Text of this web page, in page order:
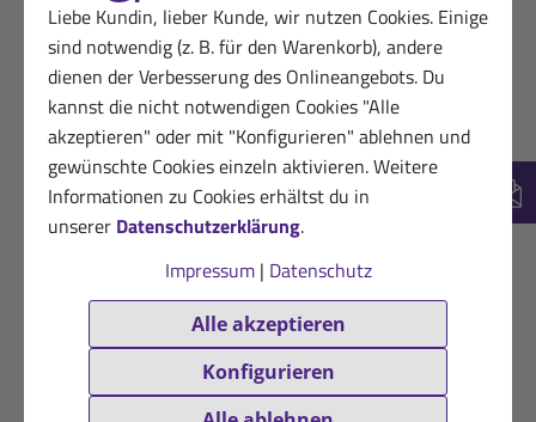
Liebe Kundin, lieber Kunde, wir nutzen Cookies. Einige
sind notwendig (z. B. für den Warenkorb), andere
dienen der Verbesserung des Onlineangebots. Du
kannst die nicht notwendigen Cookies "Alle
akzeptieren" oder mit "Konfigurieren" ablehnen und
gewünschte Cookies einzeln aktivieren. Weitere
Informationen zu Cookies erhältst du in
unserer Datenschutzerklärung.
Impressum| Datenschutz
Alle akzeptieren
Konfigurieren